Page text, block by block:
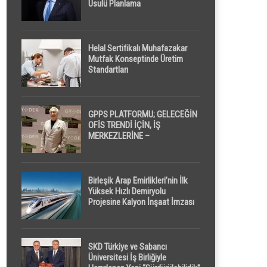
Usulü Planlama
Helal Sertifikalı Muhafazakar
Mutfak Konseptinde Üretim
Standartları
GPPS PLATFORMU; GELECEĞİN
OFİS TRENDİ İÇİN, İŞ
MERKEZLERİNE –
Birleşik Arap Emirlikleri’nin İlk
Yüksek Hızlı Demiryolu
Projesine Kalyon İnşaat İmzası
SKD Türkiye ve Sabancı
Üniversitesi İş Birliğiyle